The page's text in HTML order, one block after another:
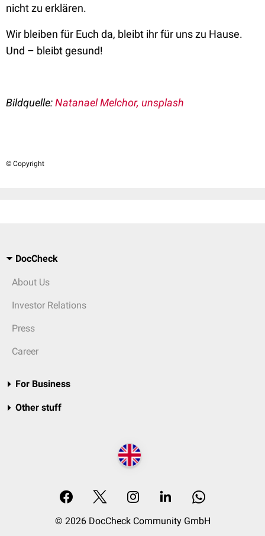
nicht zu erklären.
Wir bleiben für Euch da, bleibt ihr für uns zu Hause.
Und – bleibt gesund!
Bildquelle:Natanael Melchor, unsplash
© Copyright
DocCheck
About Us
Investor Relations
Press
Career
For Business
Other stuff
© 2026 DocCheck Community GmbH